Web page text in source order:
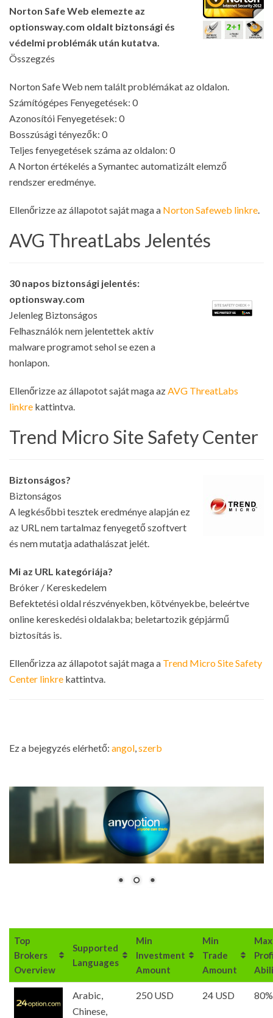
Norton Safe Web elemezte az
optionsway.com oldalt biztonsági és
védelmi problémák után kutatva.
Összegzés
Norton Safe Web nem talált problémákat az oldalon.
Számítógépes Fenyegetések: 0
Azonosítói Fenyegetések: 0
Bosszúsági tényezők: 0
Teljes fenyegetések száma az oldalon: 0
A Norton értékelés a Symantec automatizált elemző
rendszer eredménye.
Ellenőrizze az állapotot saját maga a Norton Safeweb linkre.
AVG ThreatLabs Jelentés
30 napos biztonsági jelentés:
optionsway.com
Jelenleg Biztonságos
Felhasználók nem jelentettek aktív
malware programot sehol se ezen a
honlapon.
Ellenőrizze az állapotot saját maga azAVG ThreatLabs
linkre kattintva.
Trend Micro Site Safety Center
Biztonságos?
Biztonságos
A legkésőbbi tesztek eredménye alapján ez
az URL nem tartalmaz fenyegető szoftvert
és nem mutatja adathalászat jelét.
Mi az URL kategóriája?
Bróker / Kereskedelem
Befektetési oldal részvényekben, kötvényekbe, beleértve
online kereskedési oldalakba; beletartozik gépjármű
biztosítás is.
Ellenőrizza az állapotot saját maga a Trend Micro Site Safety
Center linkre kattintva.
Ez a bejegyzés elérhető: angol szerb
Top
Brokers
Overview
Supported
Languages
Min
Investment
Amount
Min
Trade
Amount
Max
Arabic,
Chinese,
250 USD 24 USD 80%